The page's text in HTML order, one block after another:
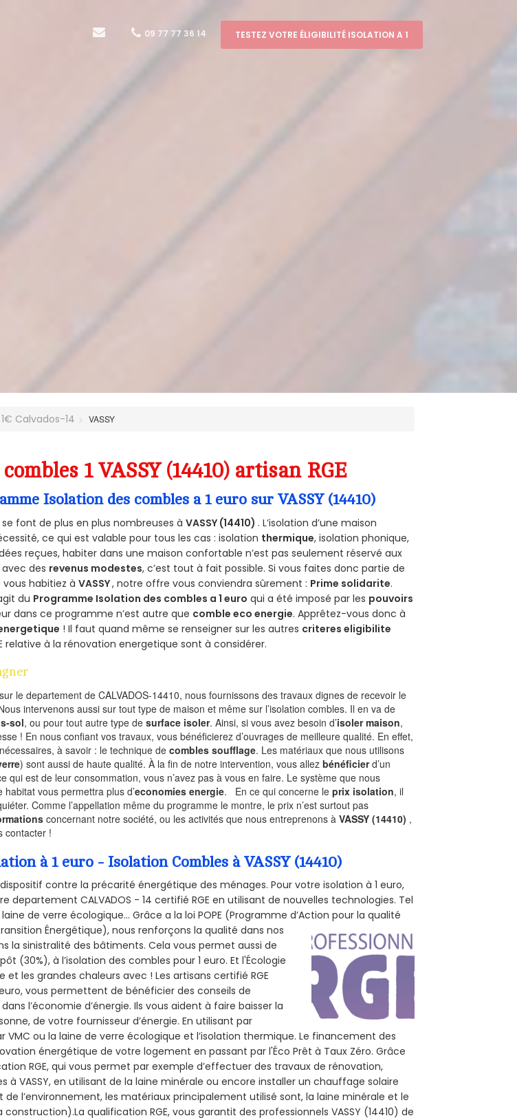
09 77 77 36 14 TESTEZ VOTRE ÉLIGIBILITÉ ISOLATION A 1
Calvados-14 VASSY
1 VASSY (14410) artisan RGE
Isolation des combles a 1 euro sur VASSY (14410)
se font de plus en plus nombreuses àVASSY (14410) . L’isolation d’une maison
ce qui est valable pour tous les cas : isolation thermique, isolation phonique,
reçues, habiter dans une maison confortable n’est pas seulement réservé aux
des revenus modestes, c’est tout à fait possible. Si vous faites donc partie de
vous habitiez àVASSY, notre offre vous conviendra sûrement : Prime solidarite.
du Programme Isolation des combles a 1 euro qui a été imposé par les pouvoirs
dans ce programme n’est autre que comble eco energie. Apprêtez-vous donc à
! Il faut quand même se renseigner sur les autres criteres eligibilite
relative à la rénovation energetique sont à considérer.
le departement de CALVADOS-14410, nous fournissons des travaux dignes de recevoir le
intervenons aussi sur tout type de maison et même sur l’isolation combles. Il en va de
sol, ou pour tout autre type desurface isoler. Ainsi, si vous avez besoin d’isoler maison,
! En nous confiant vos travaux, vous bénéficierez d’ouvrages de meilleure qualité. En effet,
à savoir : le technique decombles soufflage. Les matériaux que nous utilisons
) sont aussi de haute qualité. À la fin de notre intervention, vous allezbénéficierd’un
qui est de leur consommation, vous n’avez pas à vous en faire. Le système que nous
vous permettra plus d’economies energie. En ce qui concerne leprix isolation, il
Comme l’appellation même du programme le montre, le prix n’est surtout pas
concernant notre société, ou les activités que nous entreprenons àVASSY (14410) ,
contacter !
à 1 euro - Isolation Combles à VASSY (14410)
contre la précarité énergétique des ménages. Pour votre isolation à 1 euro,
departement CALVADOS - 14 certifié RGE en utilisant de nouvelles technologies. Tel
de verre écologique... Grâce a la loi POPE (Programme d’Action pour la qualité
Énergétique), nous renforçons la qualité dans nos
la sinistralité des bâtiments. Cela vous permet aussi de
(30%), à l’isolation des combles pour 1 euro. Et l'Écologie
et les grandes chaleurs avec ! Les artisans certifié RGE
euro, vous permettent de bénéficier des conseils de
l’économie d’énergie. Ils vous aident à faire baisser la
de votre fournisseur d’énergie. En utilisant par
VMC ou la laine de verre écologique et l’isolation thermique. Le financement des
énergétique de votre logement en passant par l'Éco Prêt à Taux Zéro. Grâce
RGE, qui vous permet par exemple d’effectuer des travaux de rénovation,
à VASSY, en utilisant de la laine minérale ou encore installer un chauffage solaire
l’environnement, les matériaux principalement utilisé sont, la laine minérale et le
qualification RGE, vous garantit des professionnels VASSY (14410) de